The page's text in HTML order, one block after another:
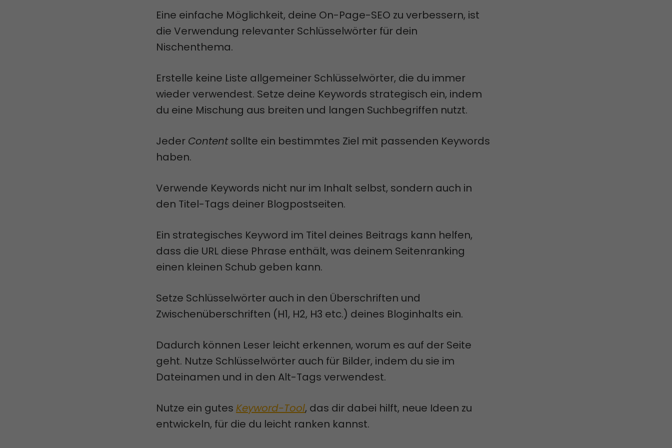
Eine einfache Möglichkeit, deine On-Page-SEO zu verbessern, ist
die Verwendung relevanter Schlüsselwörter für dein
Nischenthema.
Erstelle keine Liste allgemeiner Schlüsselwörter, die du immer
wieder verwendest. Setze deine Keywords strategisch ein, indem
du eine Mischung aus breiten und langen Suchbegriffen nutzt.
Jeder Contentsollte ein bestimmtes Ziel mit passenden Keywords
haben.
Verwende Keywords nicht nur im Inhalt selbst, sondern auch in
den Titel-Tags deiner Blogpostseiten.
Ein strategisches Keyword im Titel deines Beitrags kann helfen,
dass die URL diese Phrase enthält, was deinem Seitenranking
einen kleinen Schub geben kann.
Setze Schlüsselwörter auch in den Überschriften und
Zwischenüberschriften (H1, H2, H3 etc.) deines Bloginhalts ein.
Dadurch können Leser leicht erkennen, worum es auf der Seite
geht. Nutze Schlüsselwörter auch für Bilder, indem du sie im
Dateinamen und in den Alt-Tags verwendest.
Nutze ein gutes Keyword-Tool, das dir dabei hilft, neue Ideen zu
entwickeln, für die du leicht ranken kannst.